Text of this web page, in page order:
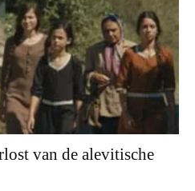
van de alevitische